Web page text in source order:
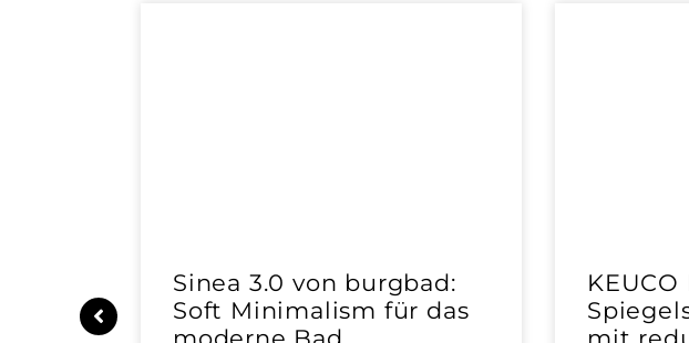
Sinea 3.0 von burgbad:
Soft Minimalism für das
KEUCO